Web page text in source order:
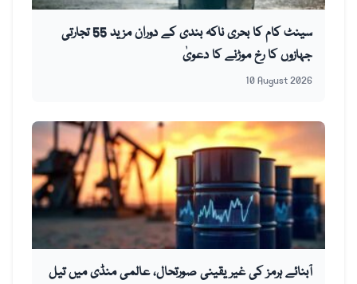
سینٹ کام کا بحری ناکہ بندی کے دوران مزید 55 تجارتی
جہازوں کا رخ موڑنے کا دعویٰ
10 August 2026
آبنائے ہرمز کی غیر یقینی صورتحال، عالمی منڈی میں تیل